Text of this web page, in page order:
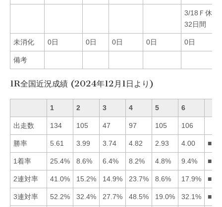
3/18Ｆ休30
32日間
未消化 0日 0日 0日 0日 0日
備考
1R全国近況成績 (2024年12月1日より)
1 2 3 4 5 6
出走数 134 105 47 97 105 106
勝率 5.61 3.99 3.74 4.82 2.93 4.00
1着率 25.4% 8.6% 6.4% 8.2% 4.8% 9.4%
2連対率 41.0% 15.2% 14.9% 23.7% 8.6% 17.9%
3連対率 52.2% 32.4% 27.7% 48.5% 19.0% 32.1%